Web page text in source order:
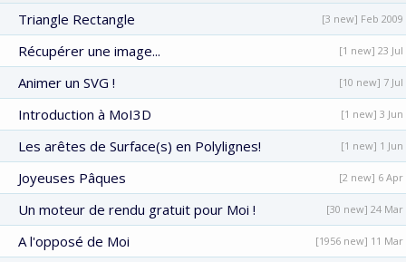
Triangle Rectangle [3 new] Feb 2009
Récupérer une image... [1 new] 23 Jul
Animer un SVG ! [10 new] 7 Jul
Introduction à MoI3D [1 new] 3 Jun
Les arêtes de Surface(s) en Polylignes! [1 new] 1 Jun
Joyeuses Pâques [2 new] 6 Apr
Un moteur de rendu gratuit pour Moi ! [30 new] 24 Mar
A l'opposé de Moi [1956 new] 11 Mar